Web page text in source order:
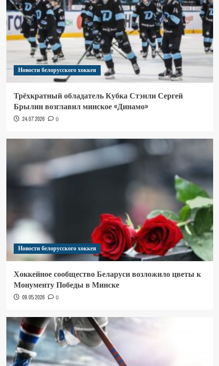
Новости белорусского хоккея
Трёхкратный обладатель Кубка Стэнли Сергей
Брылин возглавил минское «Динамо»
24.07.2026 0
Новости белорусского хоккея
Хоккейное сообщество Беларуси возложило цветы к
Монументу Победы в Минске
09.05.2026 0